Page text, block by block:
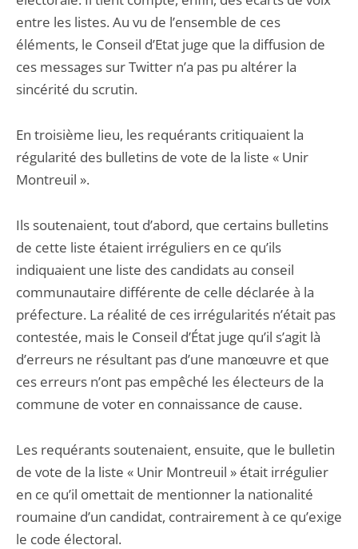
entre les listes. Au vu de l’ensemble de ces
éléments, le Conseil d’Etat juge que la diffusion de
ces messages sur Twitter n’a pas pu altérer la
sincérité du scrutin.
En troisième lieu, les requérants critiquaient la
régularité des bulletins de vote de la liste « Unir
Montreuil ».
Ils soutenaient, tout d’abord, que certains bulletins
de cette liste étaient irréguliers en ce qu’ils
indiquaient une liste des candidats au conseil
communautaire différente de celle déclarée à la
préfecture. La réalité de ces irrégularités n’était pas
contestée, mais le Conseil d’État juge qu’il s’agit là
d’erreurs ne résultant pas d’une manœuvre et que
ces erreurs n’ont pas empêché les électeurs de la
commune de voter en connaissance de cause.
Les requérants soutenaient, ensuite, que le bulletin
de vote de la liste « Unir Montreuil » était irrégulier
en ce qu’il omettait de mentionner la nationalité
roumaine d’un candidat, contrairement à ce qu’exige
le code électoral.